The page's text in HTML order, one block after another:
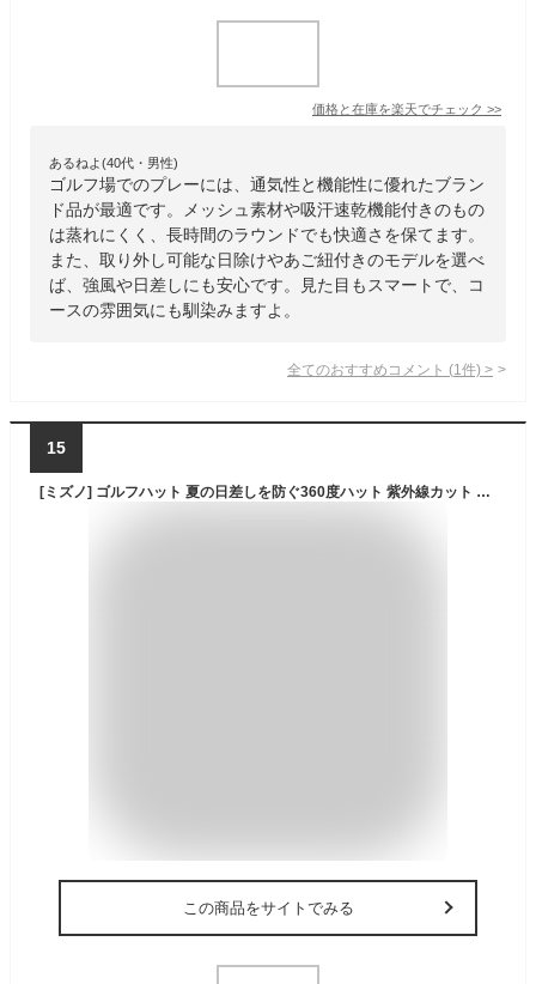
価格と在庫を楽天でチェック >>
あるねよ(40代・男性)
ゴルフ場でのプレーには、通気性と機能性に優れたブラン
ド品が最適です。メッシュ素材や吸汗速乾機能付きのもの
は蒸れにくく、長時間のラウンドでも快適さを保てます。
また、取り外し可能な日除けやあご紐付きのモデルを選べ
ば、強風や日差しにも安心です。見た目もスマートで、コ
ースの雰囲気にも馴染みますよ。
全てのおすすめコメント (1 件) >
15
[ミズノ] ゴルフハット 夏の日差しを防ぐ360度ハット 紫外線カット 52MWD226 レディース グレー F
この商品をサイトでみる